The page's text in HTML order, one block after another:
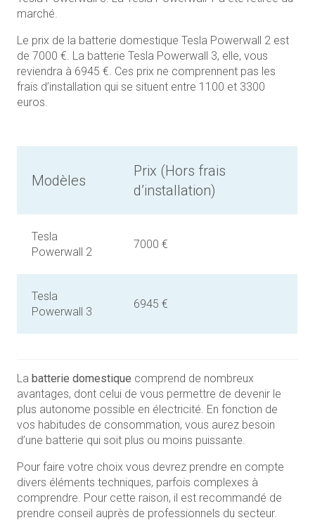
marché.
Le prix de la batterie domestique Tesla Powerwall 2 est
de 7000 €. La batterie Tesla Powerwall 3, elle, vous
reviendra à 6945 €. Ces prix ne comprennent pas les
frais d’installation qui se situent entre 1100 et 3300
euros.
Modèles
Prix (Hors frais
d’installation)
Tesla
Powerwall 2
7000 €
Tesla
Powerwall 3
6945 €
La batterie domestique comprend de nombreux
avantages, dont celui de vous permettre de devenir le
plus autonome possible en électricité. En fonction de
vos habitudes de consommation, vous aurez besoin
d’une batterie qui soit plus ou moins puissante.
Pour faire votre choix vous devrez prendre en compte
divers éléments techniques, parfois complexes à
comprendre. Pour cette raison, il est recommandé de
prendre conseil auprès de professionnels du secteur.